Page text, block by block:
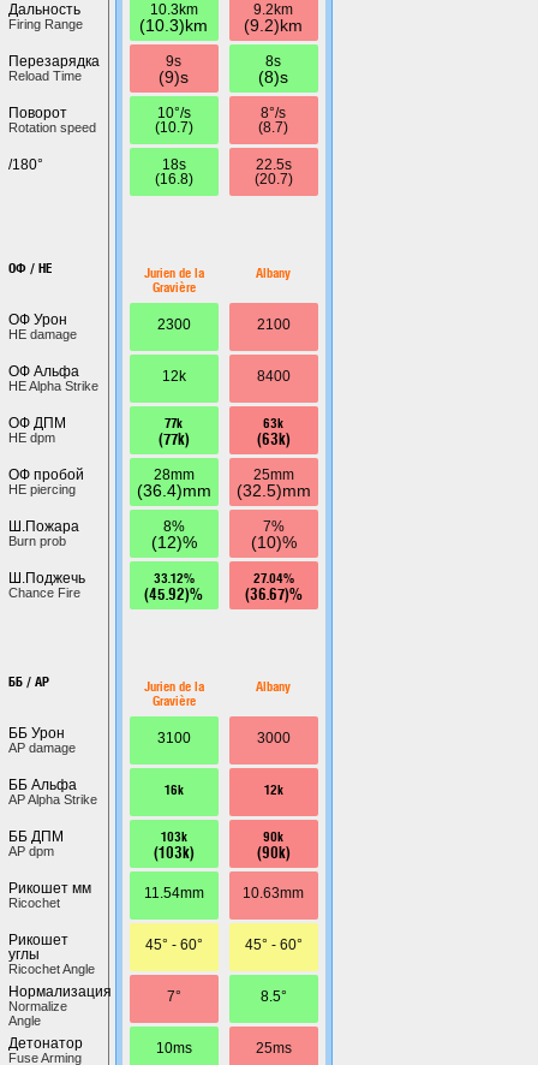
Дальность
Firing Range
Перезарядка
Reload Time
Поворот
Rotation speed
/180°
ОФ / HE
ОФ Урон
HE damage
ОФ Альфа
HE Alpha Strike
ОФ ДПМ
HE dpm
ОФ пробой
HE piercing
Ш.Пожара
Burn prob
Ш.Поджечь
Chance Fire
ББ / AP
ББ Урон
AP damage
ББ Альфа
AP Alpha Strike
ББ ДПМ
AP dpm
Рикошет мм
Ricochet
Рикошет
углы
Ricochet Angle
Нормализация
Normalize
Angle
Детонатор
Fuse Arming
10.3km
(10.3)km
9s
(9)s
10°/s
(10.7)
18s
(16.8)
Jurien de la
Gravière
2300
12k
77k
(77k)
28mm
(36.4)mm
8%
(12)%
33.12%
(45.92)%
Jurien de la
Gravière
3100
16k
103k
(103k)
11.54mm
45° - 60°
7°
10ms
9.2km
(9.2)km
8s
(8)s
8°/s
(8.7)
22.5s
(20.7)
Albany
2100
8400
63k
(63k)
25mm
(32.5)mm
7%
(10)%
27.04%
(36.67)%
Albany
3000
12k
90k
(90k)
10.63mm
45° - 60°
8.5°
25ms